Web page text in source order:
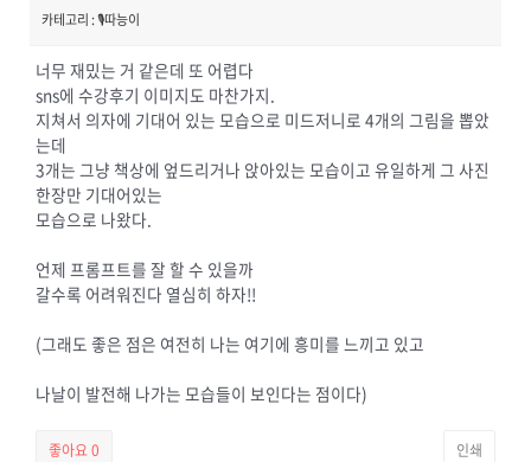
카테고리 : 🎙️따능이
너무 재밌는 거 같은데 또 어렵다
sns에 수강후기 이미지도 마찬가지.
지쳐서 의자에 기대어 있는 모습으로 미드저니로 4개의 그림을 뽑았
는데
3개는 그냥 책상에 엎드리거나 앉아있는 모습이고 유일하게 그 사진
한장만 기대어있는
모습으로 나왔다.
언제 프롬프트를 잘 할 수 있을까
갈수록 어려워진다 열심히 하자!!
(그래도 좋은 점은 여전히 나는 여기에 흥미를 느끼고 있고
나날이 발전해 나가는 모습들이 보인다는 점이다)
좋아요0 인쇄